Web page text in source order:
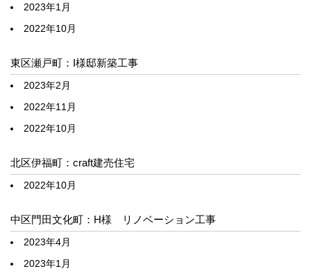
2023年1月
2022年10月
東区瀬戸町：I様邸新築工事
2023年2月
2022年11月
2022年10月
北区伊福町：craft建売住宅
2022年10月
中区門田文化町：H様 リノベーション工事
2023年4月
2023年1月